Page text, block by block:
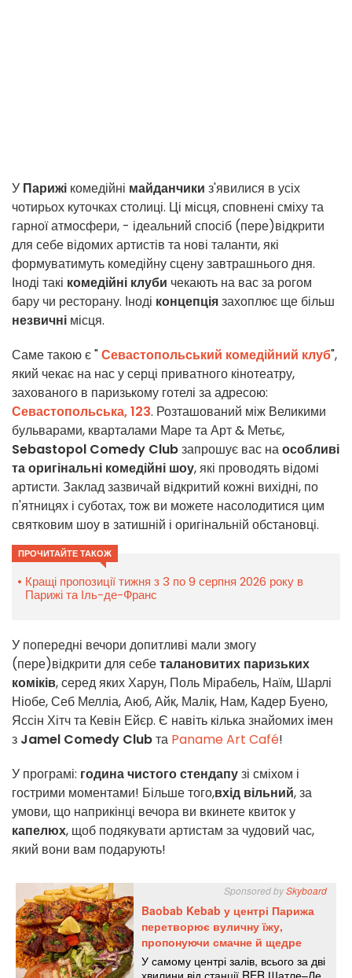
У Парижі комедійні майданчики з'явилися в усіх
чотирьох куточках столиці. Ці місця, сповнені сміху та
гарної атмосфери, - ідеальний спосіб (пере)відкрити
для себе відомих артистів та нові таланти, які
формуватимуть комедійну сцену завтрашнього дня.
Іноді такі комедійні клуби чекають на вас за рогом
бару чи ресторану. Іноді концепціязахоплює ще більш
незвичні місця.
Саме такою є "Севастопольський комедійний клуб",
який чекає на нас у серці приватного кінотеатру,
захованого в паризькому готелі за адресою:
Севастопольська, 123. Розташований між Великими
бульварами, кварталами Маре та Арт & Метьє,
Sebastopol Comedy Clubзапрошує вас наособливі
та оригінальні комедійні шоу, які проводять відомі
артисти. Заклад зазвичай відкритий кожні вихідні, по
п'ятницях і суботах, тож ви можете насолодитися цим
святковим шоу в затишній і оригінальній обстановці.
ПРОЧИТАЙТЕ ТАКОЖ
Кращі пропозиції тижня з 3 по 9 серпня 2026 року в
Парижі та Іль-де-Франс
У попередні вечори допитливі мали змогу
(пере)відкрити для себеталановитих паризьких
коміків, серед яких Харун, Поль Мірабель, Наїм, Шарлі
Ніобе, Себ Мелліа, Аюб, Айк, Малік, Нам, Кадер Буено,
Яссін Хітч та Кевін Ейєр. Є навіть кілька знайомих імен
з Jamel Comedy Clubта Paname Art Café!
У програмі: година чистого стендапузі сміхом і
гострими моментами! Більше того,вхід вільний, за
умови, що наприкінці вечора ви вкинете квиток у
капелюх, щоб подякувати артистам за чудовий час,
який вони вам подарують!